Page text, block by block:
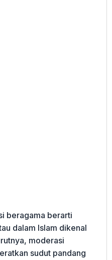
beragama berarti
dalam Islam dikenal
moderasi
sudut pandang